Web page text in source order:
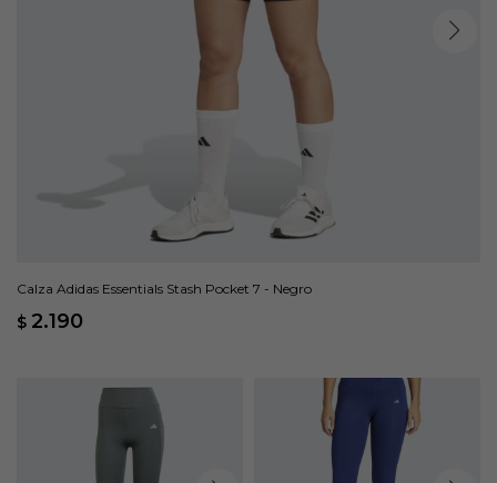
Calza Adidas Essentials Stash Pocket 7 - Negro
$ 2.190